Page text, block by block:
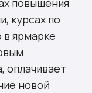
повышения
курсах по
ярмарке
оплачивает
новой